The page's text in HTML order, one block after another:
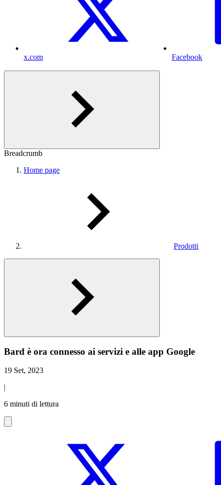
x.com Facebook
Breadcrumb
Home page
Prodotti
Bard è ora connesso ai servizi e alle app Google
19 Set, 2023
|
6 minuti di lettura